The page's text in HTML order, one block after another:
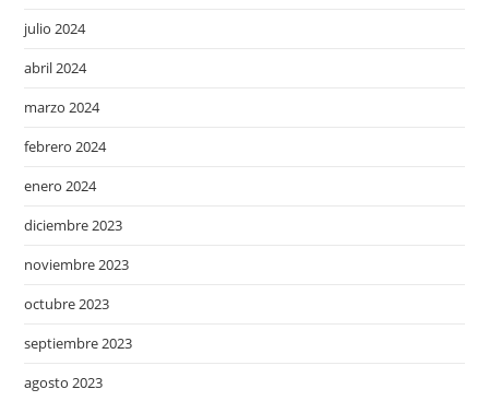
julio 2024
abril 2024
marzo 2024
febrero 2024
enero 2024
diciembre 2023
noviembre 2023
octubre 2023
septiembre 2023
agosto 2023